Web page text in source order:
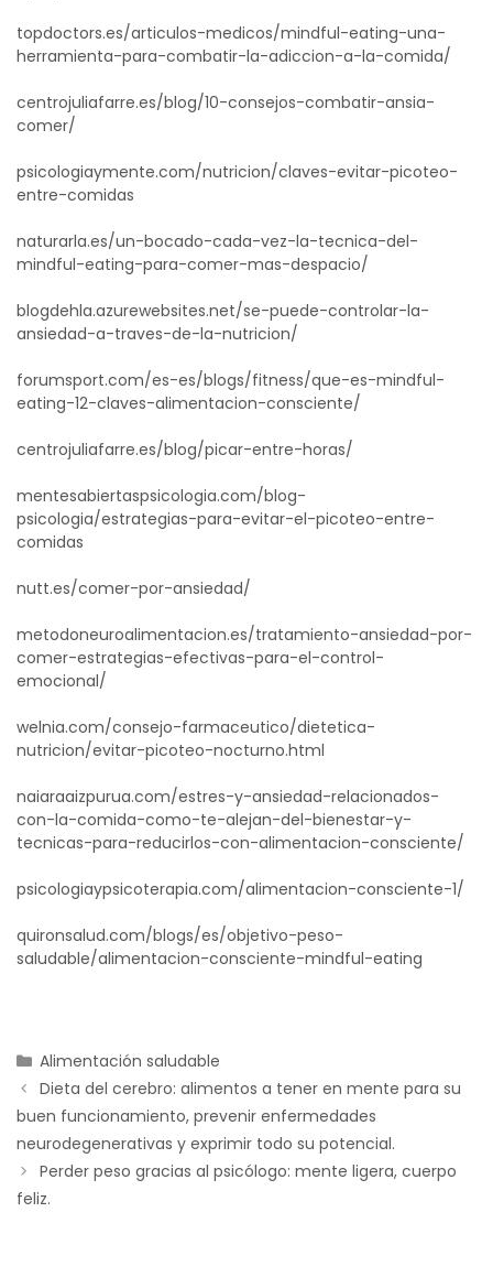
topdoctors.es/articulos-medicos/mindful-eating-una-
herramienta-para-combatir-la-adiccion-a-la-comida/
centrojuliafarre.es/blog/10-consejos-combatir-ansia-
comer/
psicologiaymente.com/nutricion/claves-evitar-picoteo-
entre-comidas
naturarla.es/un-bocado-cada-vez-la-tecnica-del-
mindful-eating-para-comer-mas-despacio/
blogdehla.azurewebsites.net/se-puede-controlar-la-
ansiedad-a-traves-de-la-nutricion/
forumsport.com/es-es/blogs/fitness/que-es-mindful-
eating-12-claves-alimentacion-consciente/
centrojuliafarre.es/blog/picar-entre-horas/
mentesabiertaspsicologia.com/blog-
psicologia/estrategias-para-evitar-el-picoteo-entre-
comidas
nutt.es/comer-por-ansiedad/
metodoneuroalimentacion.es/tratamiento-ansiedad-por-
comer-estrategias-efectivas-para-el-control-
emocional/
welnia.com/consejo-farmaceutico/dietetica-
nutricion/evitar-picoteo-nocturno.html
naiaraaizpurua.com/estres-y-ansiedad-relacionados-
con-la-comida-como-te-alejan-del-bienestar-y-
tecnicas-para-reducirlos-con-alimentacion-consciente/
psicologiaypsicoterapia.com/alimentacion-consciente-1/
quironsalud.com/blogs/es/objetivo-peso-
saludable/alimentacion-consciente-mindful-eating
Alimentación saludable
Dieta del cerebro: alimentos a tener en mente para su
buen funcionamiento, prevenir enfermedades
neurodegenerativas y exprimir todo su potencial.
Perder peso gracias al psicólogo: mente ligera, cuerpo
feliz.